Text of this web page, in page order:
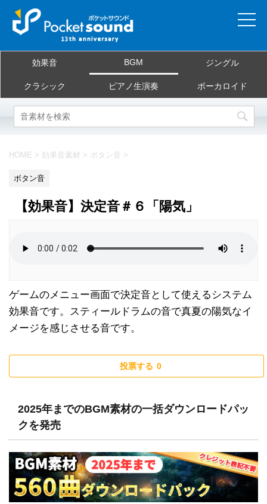
当サイトについて
ご利用規約
お問合せ
効果音 BGM ジングル
クラシック ピアノ生演奏 ボーカロイド
HOME > 効果音素材 > ボタン音 >
ボタン音
【効果音】決定音＃６「陽気」
ゲームのメニュー画面で決定音として使えるシステム
効果音です。スティールドラムの音で真夏の陽気なイ
メージを感じさせる音です。
投票する 0
2025年までのBGM素材の一括ダウンロードパッ
クを発売